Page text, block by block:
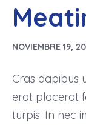
NOVIEMBRE 19,
Cras dapibus
erat placerat
turpis. In nec